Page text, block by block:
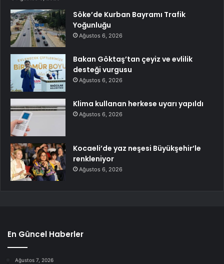
Söke’de Kurban Bayramı Trafik
Yoğunluğu
Ağustos 6, 2026
Bakan Göktaş’tan çeyiz ve evlilik
desteği vurgusu
Ağustos 6, 2026
Klima kullanan herkese uyarı yapıldı
Ağustos 6, 2026
Kocaeli’de yaz neşesi Büyükşehir’le
renkleniyor
Ağustos 6, 2026
En Güncel Haberler
Ağustos 7, 2026